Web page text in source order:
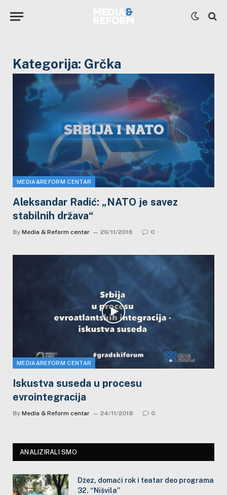
Kategorija: Grčka
MEDIA&REFORM CENTAR
Aleksandar Radić: „NATO je savez
stabilnih država“
By Media & Reform centar 26/11/2018 0
MEDIA&REFORM CENTAR
Iskustva suseda u procesu
evrointegracija
By Media & Reform centar 24/11/2018 0
ANALIZIRALI SMO
Džez, domaći rok i teatar deo programa
32. “Nišvila”